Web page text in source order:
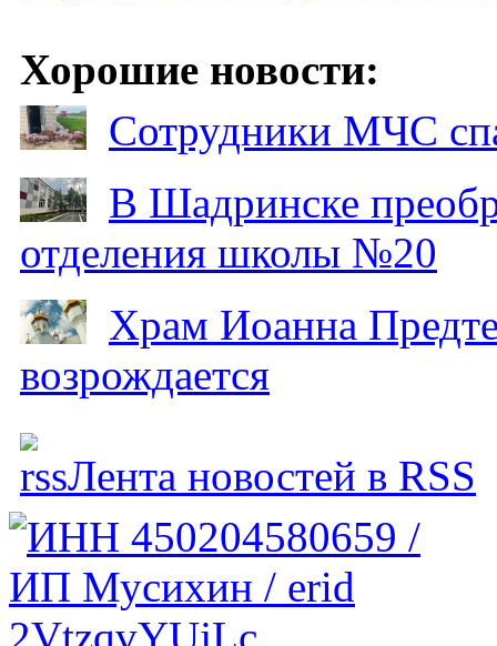
Хорошие новости:
Сотрудники МЧС
В Шадринске
отделения школы №20
Храм Иоанна
возрождается
Лента новостей в RSS